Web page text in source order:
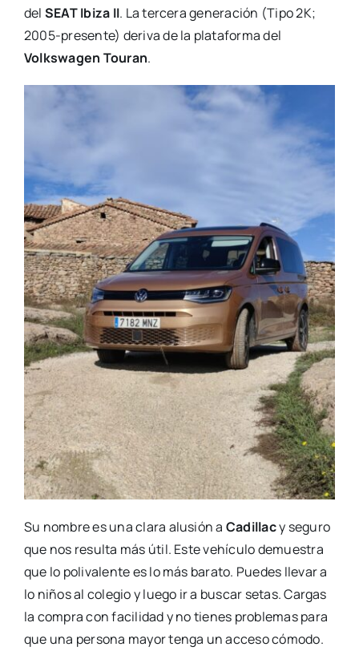
del SEAT Ibiza II. La tercera generación (Tipo 2K;
2005-presente) deriva de la plataforma del
Volkswagen Touran.
Su nombre es una clara alusión a Cadillacy seguro
que nos resulta más útil. Este vehículo demuestra
que lo polivalente es lo más barato. Puedes llevar a
lo niños al colegio y luego ir a buscar setas. Cargas
la compra con facilidad y no tienes problemas para
que una persona mayor tenga un acceso cómodo.